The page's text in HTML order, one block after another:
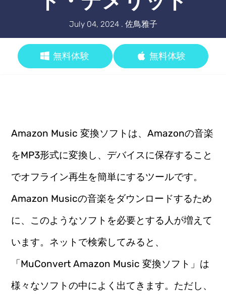
July 04, 2024 . 佐鳥雅子
無料体験 無料体験
Amazon Music 変換ソフトは、Amazonの音楽
をMP3形式に変換し、デバイスに保存すること
でオフライン再生を簡単にするツールです。
Amazon Musicの音楽をダウンロードするため
に、このようなソフトを必要とする人が増えて
います。ネットで検索してみると、
「MuConvert Amazon Music 変換ソフト」は
様々なソフトの中によく出てきます。ただし、